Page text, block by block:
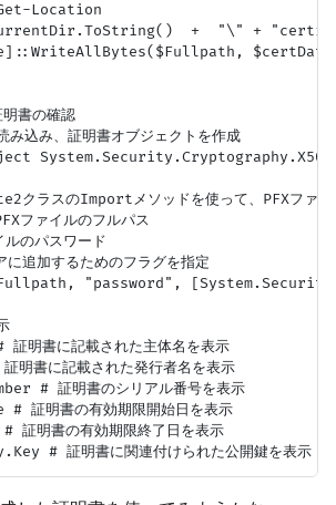
Location
+  "\" +
書の確認
み込み、証明書オブジェクトを作成
ラスのImportメソッドを使って、PFXファイ
ファイルのフルパス
のパスワード
追加するためのフラグを指定
"password",
書に記載された主体名を表示
書に記載された発行者名を表示
# 証明書のシリアル番号を表示
明書の有効期限開始日を表示
明書の有効期限終了日を表示